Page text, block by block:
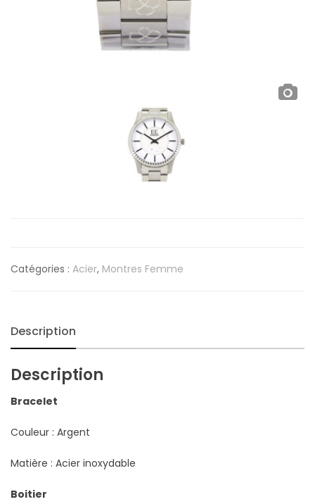
Catégories : Acier, Montres Femme
Description
Description
Bracelet
Couleur : Argent
Matière : Acier inoxydable
Boitier